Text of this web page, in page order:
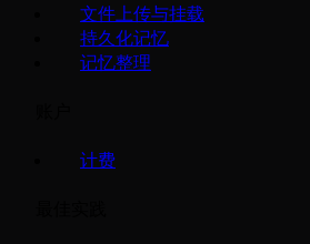
文件上传与挂载
持久化记忆
记忆整理
计费